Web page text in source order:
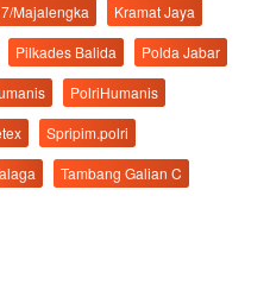
Majalengka
Kramat Jaya
Pilkades Balida
Polda Jabar
PolriHumanis
Spripim.polri
Tambang Galian C